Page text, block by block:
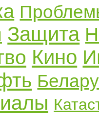
Защита
Кино